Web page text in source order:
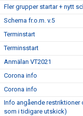
Fler grupper startar + nytt
Schema fr.o.m. v.5
Terminstart
Terminsstart
Anmälan VT2021
Corona info
Corona info
Info angående restriktioner
som i tidigare utskick)